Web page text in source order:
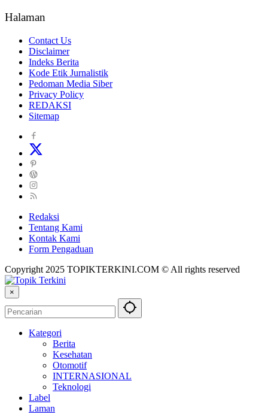
Halaman
Contact Us
Disclaimer
Indeks Berita
Kode Etik Jurnalistik
Pedoman Media Siber
Privacy Policy
REDAKSI
Sitemap
Redaksi
Tentang Kami
Kontak Kami
Form Pengaduan
Copyright 2025 TOPIKTERKINI.COM © All rights reserved
×
Kategori
Berita
Kesehatan
Otomotif
INTERNASIONAL
Teknologi
Label
Laman